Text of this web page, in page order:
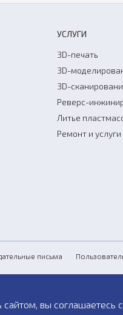
УСЛУГИ
3D-печать
3D-
3D-
Реверс-
Литье
Ремонт и услуги
письма
сайтом, вы соглашаетесь